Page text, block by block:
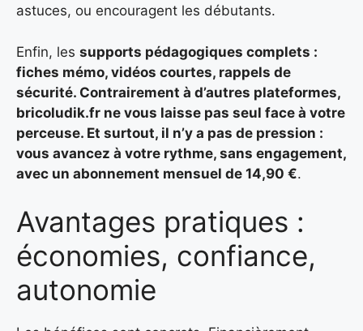
astuces, ou encouragent les débutants.
Enfin, les supports pédagogiques complets :
fiches mémo, vidéos courtes, rappels de
sécurité. Contrairement à d’autres plateformes,
bricoludik.fr ne vous laisse pas seul face à votre
perceuse. Et surtout, il n’y a pas de pression :
vous avancez à votre rythme, sans engagement,
avec un abonnement mensuel de 14,90 €.
Avantages pratiques :
économies, confiance,
autonomie